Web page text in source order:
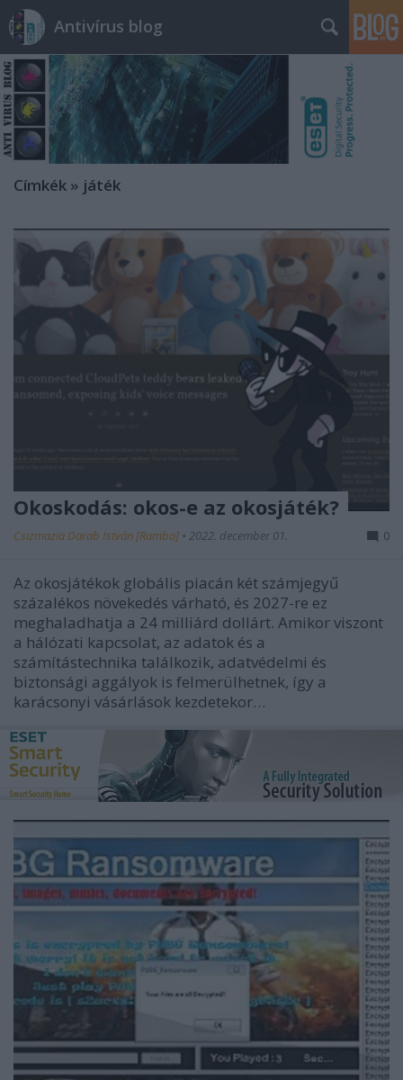
Antivírus blog
Címkék » játék
Okoskodás: okos-e az okosjáték?
Csizmazia Darab István [Rambo] • 2022. december 01. 0
Az okosjátékok globális piacán két számjegyű
százalékos növekedés várható, és 2027-re ez
meghaladhatja a 24 milliárd dollárt. Amikor viszont
a hálózati kapcsolat, az adatok és a
számítástechnika találkozik, adatvédelmi és
biztonsági aggályok is felmerülhetnek, így a
karácsonyi vásárlások kezdetekor…